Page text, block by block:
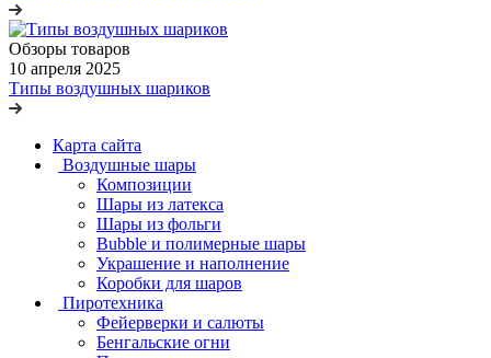
Обзоры товаров
10 апреля 2025
Типы воздушных шариков
Карта сайта
Воздушные шары
Композиции
Шары из латекса
Шары из фольги
Bubble и полимерные шары
Украшение и наполнение
Коробки для шаров
Пиротехника
Фейерверки и салюты
Бенгальские огни